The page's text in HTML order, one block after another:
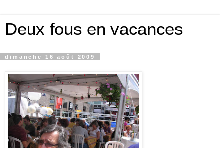
Deux fous en vacances
dimanche 16 août 2009